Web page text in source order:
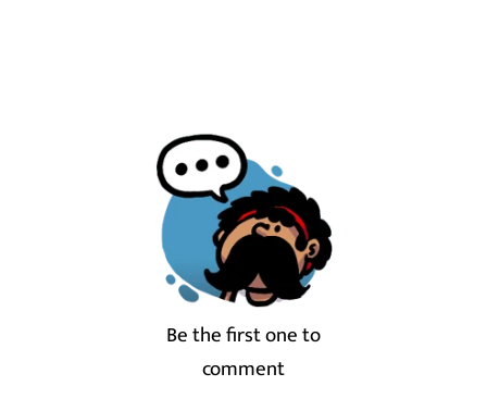
Be the first one to
comment